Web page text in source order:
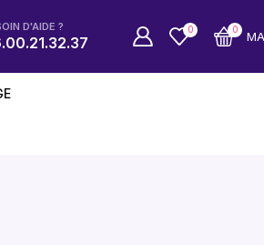
D'AIDE ? 0 0